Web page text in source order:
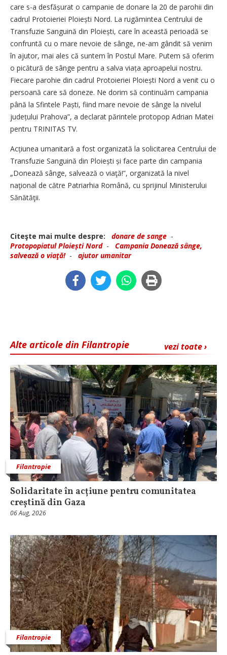
care s-a desfă­șurat o campanie de donare la 20 de parohii din
cadrul Protoieriei Ploiești Nord. La rugămintea Centrului de
Transfuzie Sanguină din Ploiești, care în această perioadă se
confruntă cu o mare nevoie de sânge, ne-am gândit să venim
în ajutor, mai ales că suntem în Postul Mare. Putem să oferim
o picătură de sânge pentru a salva viața aproapelui nostru.
Fiecare parohie din cadrul Protoieriei Ploiești Nord a venit cu o
persoană care să doneze. Ne dorim să continuăm campania
până la Sfintele Paști, fiind mare nevoie de sânge la nivelul
județului Prahova”, a declarat părintele protopop Adrian Matei
pentru TRINITAS TV.
Acțiunea umanitară a fost organizată la solicitarea Centrului de
Transfuzie Sanguină din Ploiești și face parte din campania
„Donează sânge, salvează o viaţă!”, organizată la nivel
naţional de către Patriarhia Română, cu sprijinul Ministerului
Sănătăţii.
Citeşte mai multe despre: donare de sange -
Protopopiatul Ploiești Nord- Campania Donează sânge,
salvează o viaţă!- ajutor umanitar
vezi toate ›
Alte articole din Filantropie
Filantropie
Solidaritate în acțiune pentru comunitatea
creștină din Gaza
06 Aug, 2026
Filantropie